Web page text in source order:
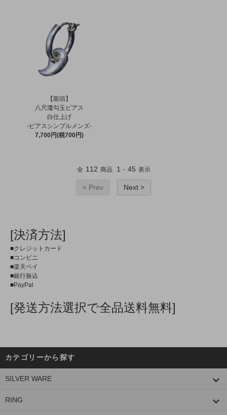
【龍頭】
八尺瓊勾玉ピアス
白仕上げ
-ピアスシンプルメンズ-
7,700円(税700円)
全 112 商品 1 - 45 表示
< Prev Next >
[決済方法]
■クレジットカード
■コンビニ
■楽天ペイ
■銀行振込
■PayPal
[発送方法選択で全品送料無料]
カテゴリーから探す
SILVER WARE
RING